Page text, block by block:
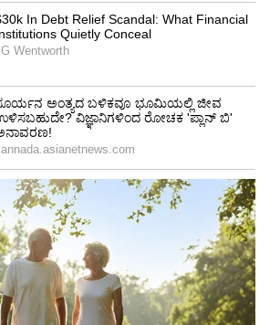
2015ರಲ್ಲಿ ವಿದ್ಯಾರ್ಥಿಗಳಿಗಾಗಿ
ಬಿಡುಗಡೆ ಮಾಡಿದ್ದರು. ಬಳಿಕ
ಆ್ಯಪ್‌ ಬಿಡುಗಡೆ ಮಾಡಲಾಗಿತ್ತು.
1.5 ಕೋಟಿ ವಿದ್ಯಾರ್ಥಿಗಳು
ಸಂಸ್ಥೆ ದೇಶದ ಮೂಲೆ ಮೂಲೆಗೂ
ಕೋವಿಡ್‌ ಸಮಯದಲ್ಲಿ ಶಾಲೆಗಳು
ಅಗಾಧವಾಗಿ ಬೆಳೆದು ಭಾರತದ
ಎಂಬ ಹೆಗ್ಗಳಿಕೆಗೆ ಪಾತ್ರವಾಗಿತ್ತು.
40000 ಕೋಟಿ ರು. ಎಂದು
ಆದರೆ ಕೋವಿಡ್‌ ಅಂತ್ಯಗೊಂಡ ಬಳಿಕ
ಭಾರೀ ಪ್ರಮಾಣದಲ್ಲಿ ಇಳಿದಿತ್ತು.
ಶಿಕ್ಷಕರು ಮತ್ತು ಸಿಬ್ಬಂದಿಗಳನ್ನು